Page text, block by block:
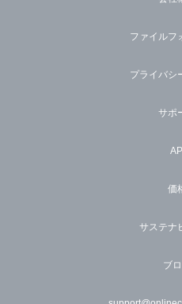
ファイルフ
プライバシ
サポ
API
価
サステナ
ブ